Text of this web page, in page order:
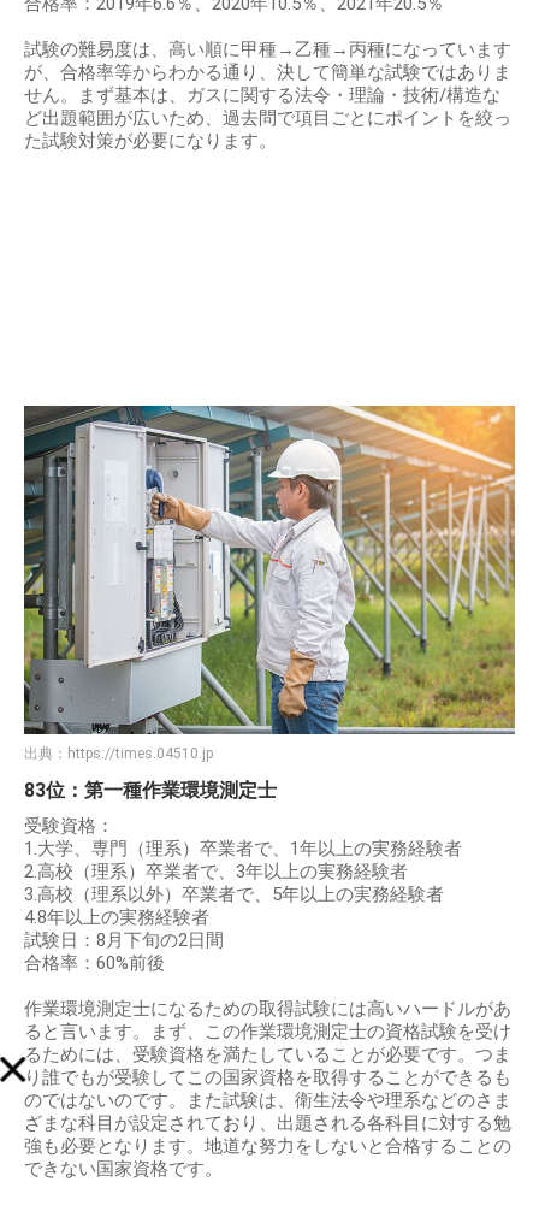
試験の難易度は、高い順に甲種→乙種→丙種になっています
が、合格率等からわかる通り、決して簡単な試験ではありま
せん。まず基本は、ガスに関する法令・理論・技術/構造な
ど出題範囲が広いため、過去問で項目ごとにポイントを絞っ
た試験対策が必要になります。
出典： https://times.04510.jp
83位：第一種作業環境測定士
受験資格：
1.大学、専門（理系）卒業者で、1年以上の実務経験者
2.高校（理系）卒業者で、3年以上の実務経験者
3.高校（理系以外）卒業者で、5年以上の実務経験者
4.8年以上の実務経験者
試験日：8月下旬の2日間
合格率：60%前後
作業環境測定士になるための取得試験には高いハードルがあ
ると言います。まず、この作業環境測定士の資格試験を受け
るためには、受験資格を満たしていることが必要です。つま
り誰でもが受験してこの国家資格を取得することができるも
のではないのです。また試験は、衛生法令や理系などのさま
ざまな科目が設定されており、出題される各科目に対する勉
強も必要となります。地道な努力をしないと合格することの
できない国家資格です。